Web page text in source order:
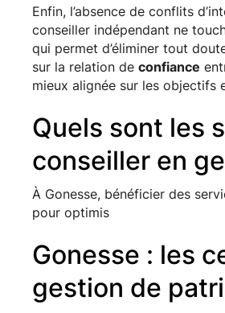
Enfin, l’absence de conflits
conseiller indépendant ne
qui permet d’éliminer tout
sur la relation de confiance
mieux alignée sur les objectifs
Quels sont les
conseiller en
À Gonesse, bénéficier des
pour optimis
Gonesse : les
gestion de